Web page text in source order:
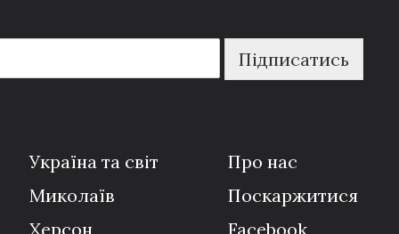
Підписатись
Україна та світ
Миколаїв
Херсон
Про нас
Поскаржитися
Facebook